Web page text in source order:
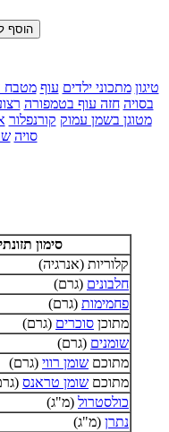
טיגון מתכוני ילדים עוף מטבח
בסויה חזה עוף בטמפורה
מטוגן בשמן עמוק קורנפלור
סויה
סימון תזונתי
קלוריות (אנרגיה)
חלבונים (גרם)
פחמימות (גרם)
מתוכן סוכרים (גרם)
שומנים (גרם)
מתוכם שומן רווי (גרם)
מתוכם שומן טראנס
כולסטרול (מ"ג)
נתרן (מ"ג)